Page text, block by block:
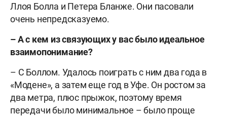
Ллоя Болла и Петера Бланже. Они пасовали
очень непредсказуемо.
– А с кем из связующих у вас было идеальное
взаимопонимание?
– С Боллом. Удалось поиграть с ним два года в
«Модене», а затем еще год в Уфе. Он ростом за
два метра, плюс прыжок, поэтому время
передачи было минимальное – было проще